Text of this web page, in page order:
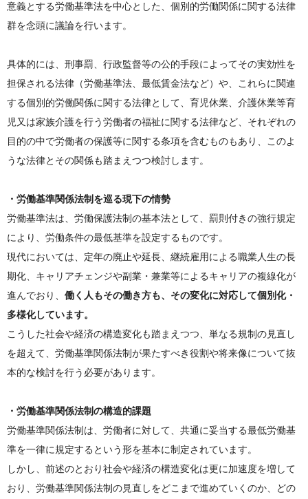
意義とする労働基準法を中心とした、個別的労働関係に関する法律
群を念頭に議論を行います。
具体的には、刑事罰、行政監督等の公的手段によってその実効性を
担保される法律（労働基準法、最低賃金法など）や、これらに関連
する個別的労働関係に関する法律として、育児休業、介護休業等育
児又は家族介護を行う労働者の福祉に関する法律など、それぞれの
目的の中で労働者の保護等に関する条項を含むものもあり、このよ
うな法律とその関係も踏まえつつ検討します。
・労働基準関係法制を巡る現下の情勢
労働基準法は、労働保護法制の基本法として、罰則付きの強行規定
により、労働条件の最低基準を設定するものです。
現代においては、定年の廃止や延長、継続雇用による職業人生の長
期化、キャリアチェンジや副業・兼業等によるキャリアの複線化が
進んでおり、 働く人もその働き方も、その変化に対応して個別化・
多様化しています。
こうした社会や経済の構造変化も踏まえつつ、単なる規制の見直し
を超えて、労働基準関係法制が果たすべき役割や将来像について抜
本的な検討を行う必要があります。
・労働基準関係法制の構造的課題
労働基準関係法制は、労働者に対して、共通に妥当する最低労働基
準を一律に規定するという形を基本に制定されています。
しかし、前述のとおり社会や経済の構造変化は更に加速度を増して
おり、労働基準関係法制の見直しをどこまで進めていくのか、どの